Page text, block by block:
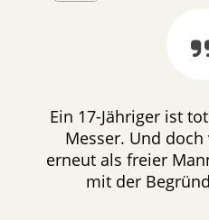
Ein 17-Jähriger ist
Messer. Und
erneut als freier
mit der